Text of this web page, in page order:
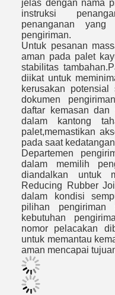
jelas dengan nama
instruksi
penanganan
pengiriman.
Untuk pesanan
aman pada palet
stabilitas
diikat untuk
kerusakan potensial
dokumen
daftar kemasan dan
dalam kantong
palet,memastikan
pada saat
Departemen
dalam memilih
diandalkan untuk
Reducing Rubber
dalam kondisi
pilihan pengiriman
kebutuhan
nomor pelacakan
untuk memantau
aman mencapai